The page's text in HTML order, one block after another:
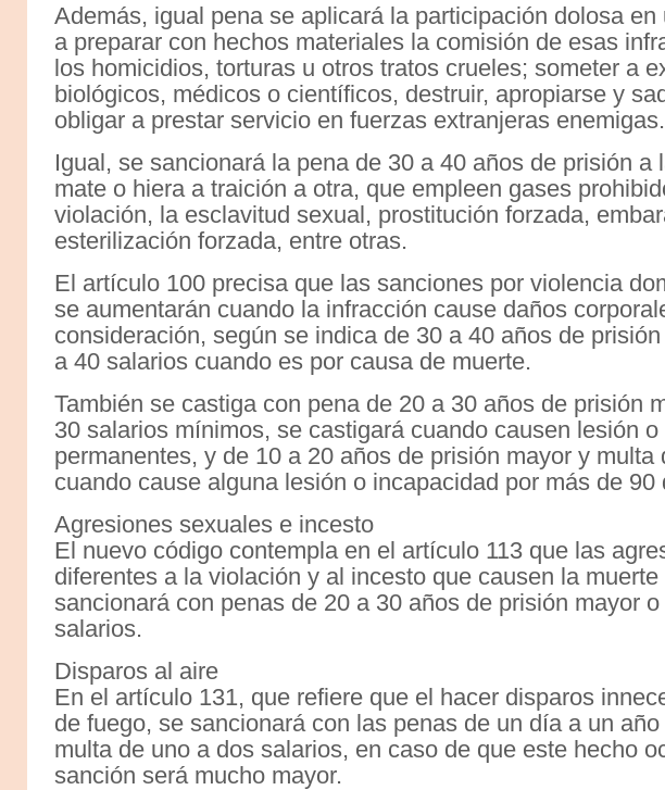
Además, igual pena se aplicará la participación dolosa
a preparar con hechos materiales la comisión de esas
los homicidios, torturas u otros tratos crueles; someter a
biológicos, médicos o científicos, destruir, apropiarse y
obligar a prestar servicio en fuerzas extranjeras enemigas.
Igual, se sancionará la pena de 30 a 40 años de prisión a
mate o hiera a traición a otra, que empleen gases
violación, la esclavitud sexual, prostitución forzada,
esterilización forzada, entre otras.
El artículo 100 precisa que las sanciones por violencia
se aumentarán cuando la infracción cause daños
consideración, según se indica de 30 a 40 años de
a 40 salarios cuando es por causa de muerte.
También se castiga con pena de 20 a 30 años de prisión
30 salarios mínimos, se castigará cuando causen lesión
permanentes, y de 10 a 20 años de prisión mayor y multa
cuando cause alguna lesión o incapacidad por más de 90
Agresiones sexuales e incesto
El nuevo código contempla en el artículo 113 que las
diferentes a la violación y al incesto que causen la
sancionará con penas de 20 a 30 años de prisión mayor
salarios.
Disparos al aire
En el artículo 131, que refiere que el hacer disparos
de fuego, se sancionará con las penas de un día a un
multa de uno a dos salarios, en caso de que este hecho
sanción será mucho mayor.